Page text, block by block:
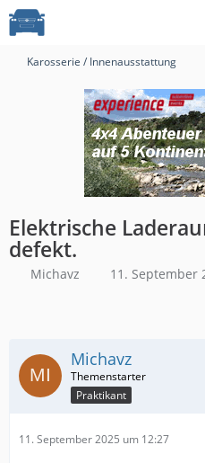
Karosserie / Innenausstattung
Elektrische
defekt.
Michavz 11. September
Michavz
Praktikant
11. September 2025 um 12:27